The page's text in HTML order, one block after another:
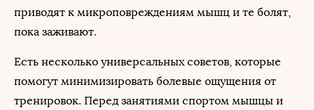
приводят к микроповреждениям мышц и те болят,
пока заживают.
Есть несколько универсальных советов, которые
помогут минимизировать болевые ощущения от
тренировок. Перед занятиями спортом мышцы и